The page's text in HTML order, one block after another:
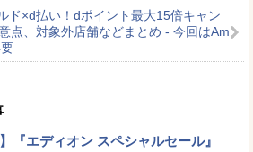
ド×d払い！dポイント最大15倍キャン
点、対象外店舗などまとめ - 今回はAm
『エディオン スペシャルセール』